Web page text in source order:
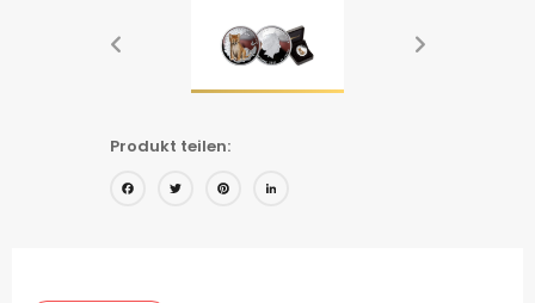
Produkt teilen:
Facebook
TwitterPinterest